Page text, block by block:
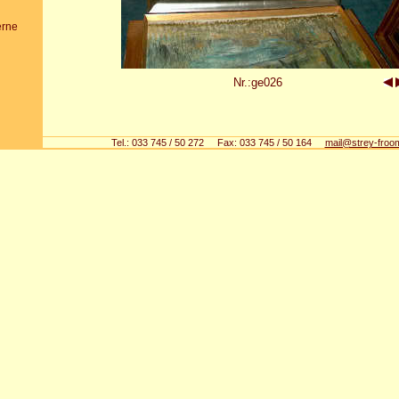
Nr.:ge026
Tel.: 033 745 / 50 272 Fax: 033 745 / 50 164 mail@strey-